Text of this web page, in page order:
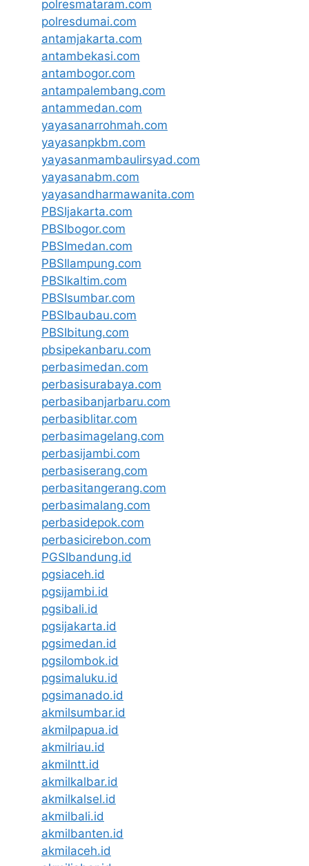
polresmataram.com
polresdumai.com
antamjakarta.com
antambekasi.com
antambogor.com
antampalembang.com
antammedan.com
yayasanarrohmah.com
yayasanpkbm.com
yayasanmambaulirsyad.com
yayasanabm.com
yayasandharmawanita.com
PBSIjakarta.com
PBSIbogor.com
PBSImedan.com
PBSIlampung.com
PBSIkaltim.com
PBSIsumbar.com
PBSIbaubau.com
PBSIbitung.com
pbsipekanbaru.com
perbasimedan.com
perbasisurabaya.com
perbasibanjarbaru.com
perbasiblitar.com
perbasimagelang.com
perbasijambi.com
perbasiserang.com
perbasitangerang.com
perbasimalang.com
perbasidepok.com
perbasicirebon.com
PGSIbandung.id
pgsiaceh.id
pgsijambi.id
pgsibali.id
pgsijakarta.id
pgsimedan.id
pgsilombok.id
pgsimaluku.id
pgsimanado.id
akmilsumbar.id
akmilpapua.id
akmilriau.id
akmilntt.id
akmilkalbar.id
akmilkalsel.id
akmilbali.id
akmilbanten.id
akmilaceh.id